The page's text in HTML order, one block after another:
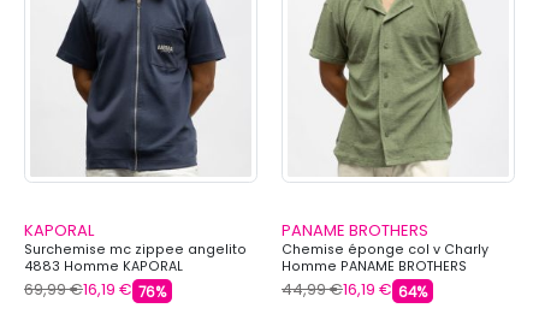
KAPORAL
Surchemise mc zippee angelito
4883 Homme KAPORAL
69,99 €16,19 € 76%
PANAME BROTHERS
Chemise éponge col v Charly
Homme PANAME BROTHERS
44,99 €16,19 € 64%